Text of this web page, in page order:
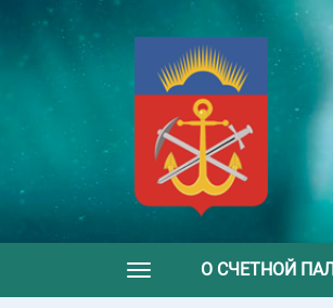
Toggle navigation
О СЧЕТНОЙ